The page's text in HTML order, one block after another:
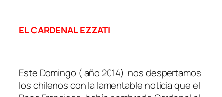
EL CARDENAL EZZATI
Este Domingo ( año 2014) nos despertamos
los chilenos con la lamentable noticia que el